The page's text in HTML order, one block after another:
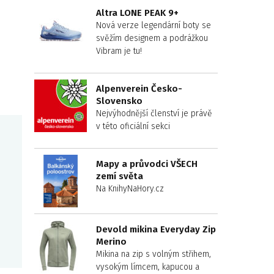
Altra LONE PEAK 9+
Nová verze legendární boty se
svěžím designem a podrážkou
Vibram je tu!
Alpenverein Česko-
Slovensko
Nejvýhodnější členství je právě
v této oficiální sekci
Mapy a průvodci VŠECH
zemí světa
Na KnihyNaHory.cz
Devold mikina Everyday Zip
Merino
Mikina na zip s volným střihem,
vysokým límcem, kapucou a